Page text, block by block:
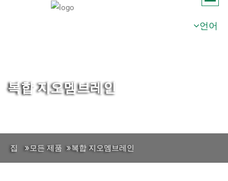
언어
복합 지오멤브레인
집 모든 제품 복합 지오멤브레인